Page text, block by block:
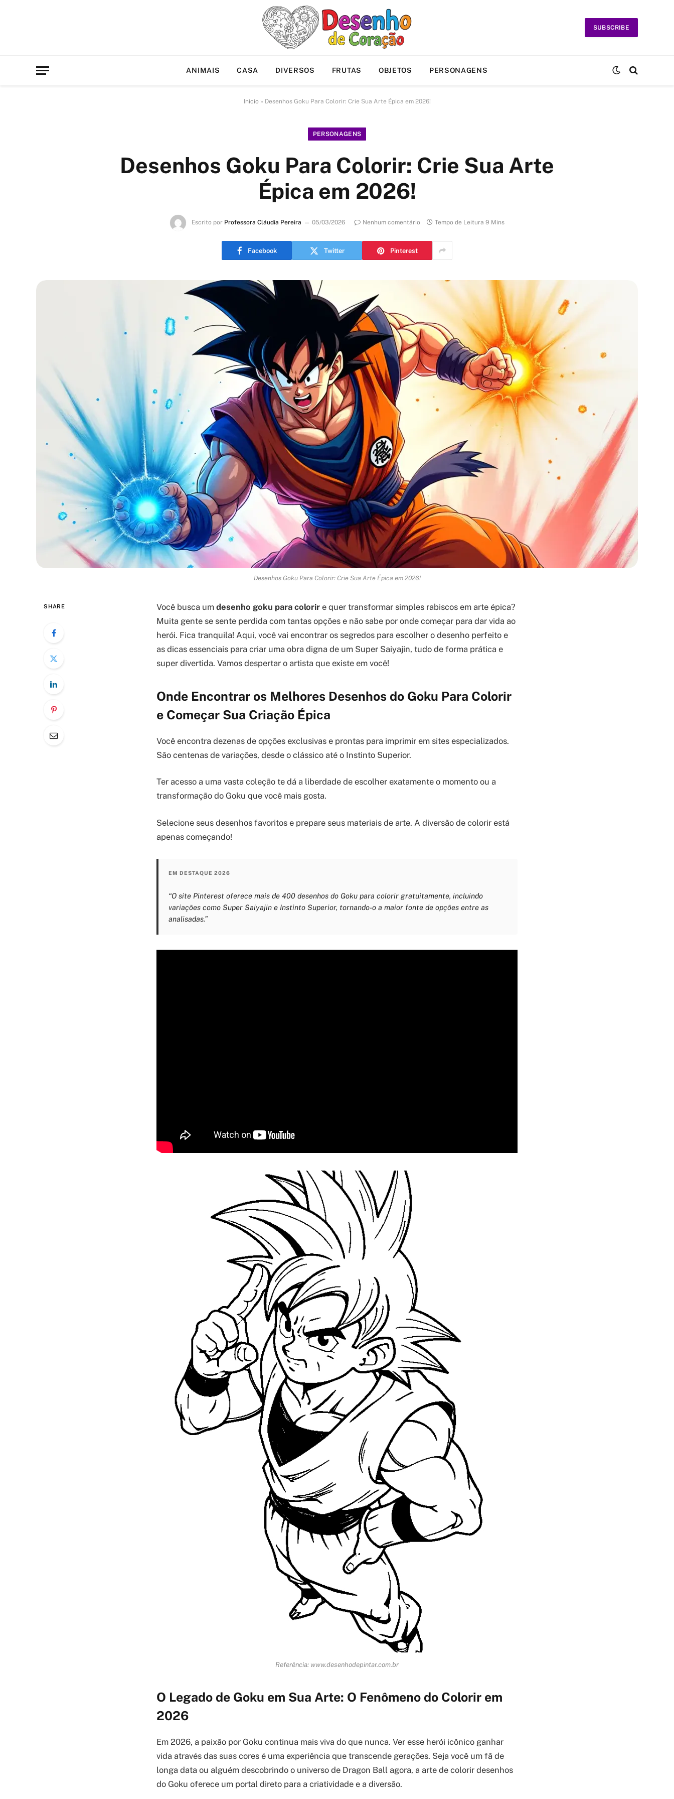
SUBSCRIBE
ANIMAIS CASA DIVERSOS FRUTAS OBJETOS PERSONAGENS
Início » Desenhos Goku Para Colorir: Crie Sua Arte Épica em 2026!
PERSONAGENS
Desenhos Goku Para Colorir: Crie Sua Arte
Épica em 2026!
Escrito por Professora Cláudia Pereira 05/03/2026 Nenhum comentário Tempo de Leitura 9 Mins
Facebook Twitter Pinterest
Desenhos Goku Para Colorir: Crie Sua Arte Épica em 2026!
SHARE Você busca um desenho goku para colorir e quer transformar simples rabiscos em arte épica?
Muita gente se sente perdida com tantas opções e não sabe por onde começar para dar vida ao
herói. Fica tranquila! Aqui, você vai encontrar os segredos para escolher o desenho perfeito e
as dicas essenciais para criar uma obra digna de um Super Saiyajin, tudo de forma prática e
super divertida. Vamos despertar o artista que existe em você!
Onde Encontrar os Melhores Desenhos do Goku Para Colorir
e Começar Sua Criação Épica
Você encontra dezenas de opções exclusivas e prontas para imprimir em sites especializados.
São centenas de variações, desde o clássico até o Instinto Superior.
Ter acesso a uma vasta coleção te dá a liberdade de escolher exatamente o momento ou a
transformação do Goku que você mais gosta.
Selecione seus desenhos favoritos e prepare seus materiais de arte. A diversão de colorir está
apenas começando!
EM DESTAQUE 2026
“O site Pinterest oferece mais de 400 desenhos do Goku para colorir gratuitamente, incluindo
variações como Super Saiyajin e Instinto Superior, tornando-o a maior fonte de opções entre as
analisadas.”
Referência: www.desenhodepintar.com.br
O Legado de Goku em Sua Arte: O Fenômeno do Colorir em
2026
Em 2026, a paixão por Goku continua mais viva do que nunca. Ver esse herói icônico ganhar
vida através das suas cores é uma experiência que transcende gerações. Seja você um fã de
longa data ou alguém descobrindo o universo de Dragon Ball agora, a arte de colorir desenhos
do Goku oferece um portal direto para a criatividade e a diversão.